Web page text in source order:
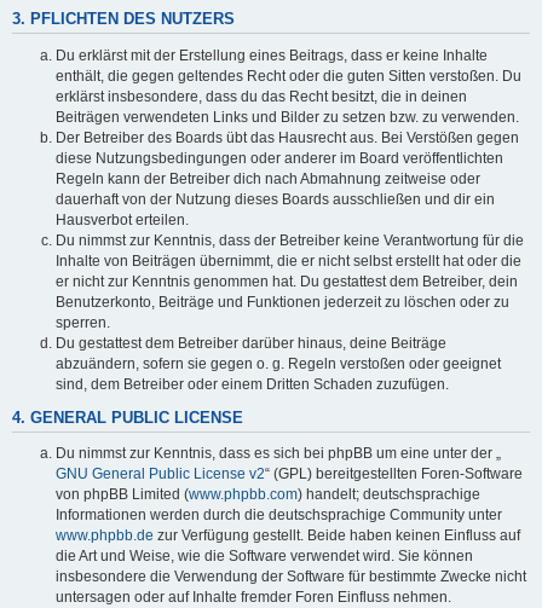
3. PFLICHTEN DES NUTZERS
Du erklärst mit der Erstellung eines Beitrags, dass er keine Inhalte
enthält, die gegen geltendes Recht oder die guten Sitten verstoßen. Du
erklärst insbesondere, dass du das Recht besitzt, die in deinen
Beiträgen verwendeten Links und Bilder zu setzen bzw. zu verwenden.
Der Betreiber des Boards übt das Hausrecht aus. Bei Verstößen gegen
diese Nutzungsbedingungen oder anderer im Board veröffentlichten
Regeln kann der Betreiber dich nach Abmahnung zeitweise oder
dauerhaft von der Nutzung dieses Boards ausschließen und dir ein
Hausverbot erteilen.
Du nimmst zur Kenntnis, dass der Betreiber keine Verantwortung für die
Inhalte von Beiträgen übernimmt, die er nicht selbst erstellt hat oder die
er nicht zur Kenntnis genommen hat. Du gestattest dem Betreiber, dein
Benutzerkonto, Beiträge und Funktionen jederzeit zu löschen oder zu
sperren.
Du gestattest dem Betreiber darüber hinaus, deine Beiträge
abzuändern, sofern sie gegen o. g. Regeln verstoßen oder geeignet
sind, dem Betreiber oder einem Dritten Schaden zuzufügen.
4. GENERAL PUBLIC LICENSE
Du nimmst zur Kenntnis, dass es sich bei phpBB um eine unter der „
GNU General Public License v2“ (GPL) bereitgestellten Foren-Software
von phpBB Limited (www.phpbb.com) handelt; deutschsprachige
Informationen werden durch die deutschsprachige Community unter
www.phpbb.de zur Verfügung gestellt. Beide haben keinen Einfluss auf
die Art und Weise, wie die Software verwendet wird. Sie können
insbesondere die Verwendung der Software für bestimmte Zwecke nicht
untersagen oder auf Inhalte fremder Foren Einfluss nehmen.